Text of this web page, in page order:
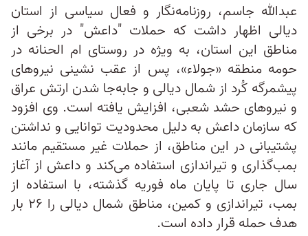
عبدالله جاسم، روزنامه‌نگار و فعال سیاسی از استان
دیالی اظهار داشت که حملات "داعش" در برخی از
مناطق این استان، به ویژه در روستای ام الحنانه در
حومه منطقه «جولاء»، پس از عقب نشینی نیروهای
پیشمرگه کُرد از شمال دیالی و جابه‌جا شدن ارتش عراق
و نیروهای حشد شعبی، افزایش یافته است. وی افزود
که سازمان داعش به دلیل محدودیت توانایی و نداشتن
پشتیبانی در این مناطق، از حملات غیر مستقیم مانند
بمب‌گذاری و تیراندازی استفاده می‌کند و داعش از آغاز
سال جاری تا پایان ماه فوریه گذشته، با استفاده از
بمب، تیراندازی و کمین، مناطق شمال دیالی را ۲۶ بار
هدف حمله قرار داده است.